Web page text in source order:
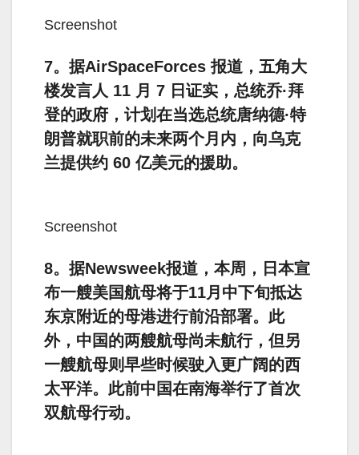
Screenshot
7。据AirSpaceForces 报道，五角大
楼发言人 11 月 7 日证实，总统乔·拜
登的政府，计划在当选总统唐纳德·特
朗普就职前的未来两个月内，向乌克
兰提供约 60 亿美元的援助。
Screenshot
8。据Newsweek报道，本周，日本宣
布一艘美国航母将于11月中下旬抵达
东京附近的母港进行前沿部署。此
外，中国的两艘航母尚未航行，但另
一艘航母则早些时候驶入更广阔的西
太平洋。此前中国在南海举行了首次
双航母行动。